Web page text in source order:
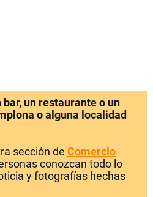
un restaurante o un
o alguna localidad
sección de Comercio
conozcan todo lo
y fotografías hechas